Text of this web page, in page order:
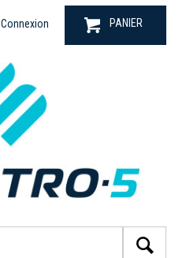
Connexion PANIER